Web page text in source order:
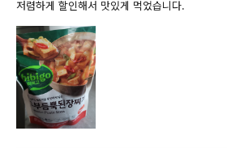
저렴하게 할인해서 맛있게 먹었습니다.